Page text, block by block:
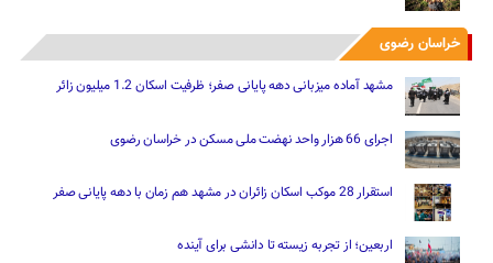
خراسان رضوی
مشهد آماده میزبانی دهه پایانی صفر؛ ظرفیت اسکان 1.2 میلیون زائر
اجرای 66 هزار واحد نهضت ملی مسکن در خراسان رضوی
استقرار 28 موکب اسکان زائران در مشهد هم زمان با دهه پایانی صفر
اربعین؛ از تجربه زیسته تا دانشی برای آینده